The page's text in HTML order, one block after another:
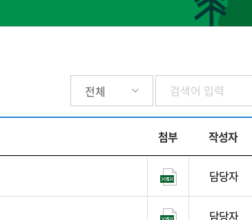
첨부 작성자
담당자
담당자